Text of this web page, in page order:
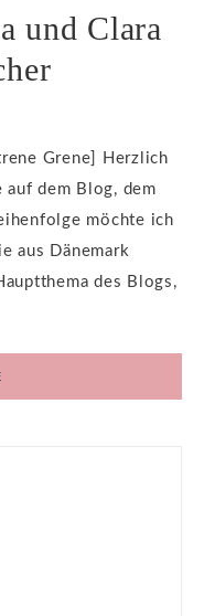
und Clara
Grene] Herzlich
dem Blog, dem
möchte ich
aus Dänemark
des Blogs,